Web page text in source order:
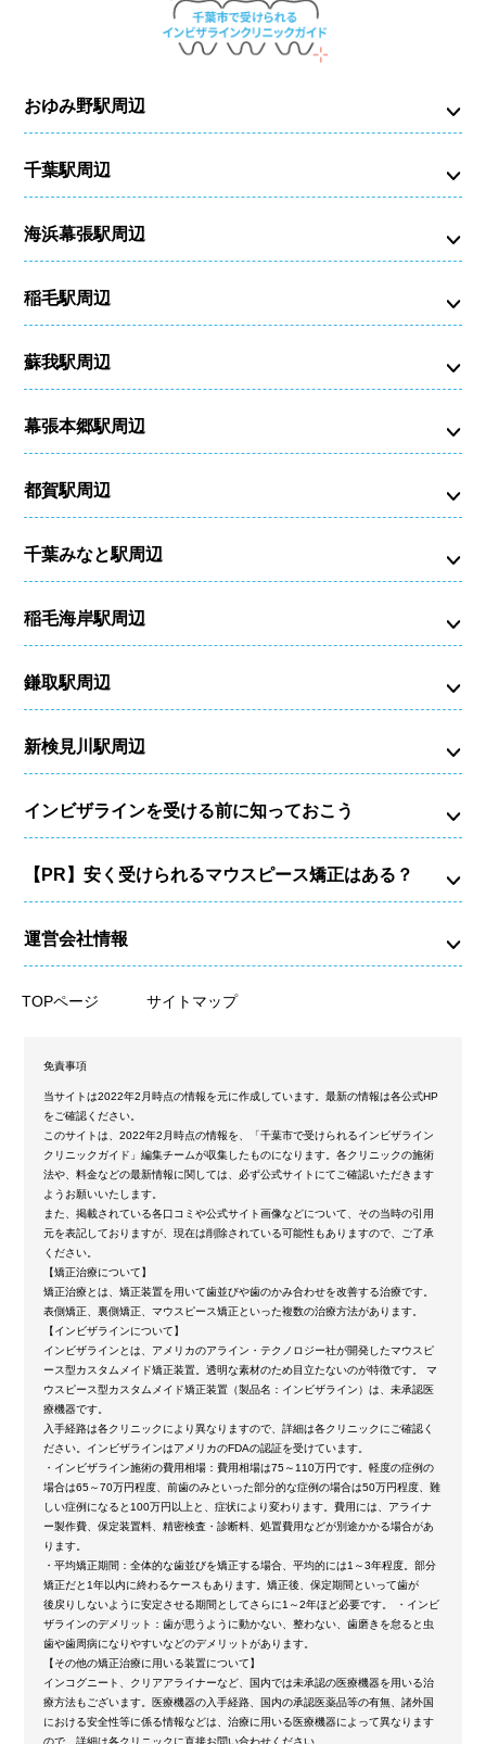
おゆみ野駅周辺
千葉駅周辺
海浜幕張駅周辺
稲毛駅周辺
蘇我駅周辺
幕張本郷駅周辺
都賀駅周辺
千葉みなと駅周辺
稲毛海岸駅周辺
鎌取駅周辺
新検見川駅周辺
インビザラインを受ける前に知っておこう
【PR】安く受けられるマウスピース矯正はある？
運営会社情報
TOPページ サイトマップ
免責事項
当サイトは2022年2月時点の情報を元に作成しています。最新の情報は各公式HP
をご確認ください。
このサイトは、2022年2月時点の情報を、「千葉市で受けられるインビザライン
クリニックガイド」編集チームが収集したものになります。各クリニックの施術
法や、料金などの最新情報に関しては、必ず公式サイトにてご確認いただきます
ようお願いいたします。
また、掲載されている各口コミや公式サイト画像などについて、その当時の引用
元を表記しておりますが、現在は削除されている可能性もありますので、ご了承
ください。
【矯正治療について】
矯正治療とは、矯正装置を用いて歯並びや歯のかみ合わせを改善する治療です。
表側矯正、裏側矯正、マウスピース矯正といった複数の治療方法があります。
【インビザラインについて】
インビザラインとは、アメリカのアライン・テクノロジー社が開発したマウスピ
ース型カスタムメイド矯正装置。透明な素材のため目立たないのが特徴です。 マ
ウスピース型カスタムメイド矯正装置（製品名：インビザライン）は、未承認医
療機器です。
入手経路は各クリニックにより異なりますので、詳細は各クリニックにご確認く
ださい。インビザラインはアメリカのFDAの認証を受けています。
・インビザライン施術の費用相場：費用相場は75～110万円です。軽度の症例の
場合は65～70万円程度、前歯のみといった部分的な症例の場合は50万円程度、難
しい症例になると100万円以上と、症状により変わります。費用には、アライナ
ー製作費、保定装置料、精密検査・診断料、処置費用などが別途かかる場合があ
ります。
・平均矯正期間：全体的な歯並びを矯正する場合、平均的には1～3年程度。部分
矯正だと1年以内に終わるケースもあります。矯正後、保定期間といって歯が
後戻りしないように安定させる期間としてさらに1～2年ほど必要です。 ・インビ
ザラインのデメリット：歯が思うように動かない、整わない、歯磨きを怠ると虫
歯や歯周病になりやすいなどのデメリットがあります。
【その他の矯正治療に用いる装置について】
インコグニート、クリアアライナーなど、国内では未承認の医療機器を用いる治
療方法もございます。医療機器の入手経路、国内の承認医薬品等の有無、諸外国
における安全性等に係る情報などは、治療に用いる医療機器によって異なります
ので、詳細は各クリニックに直接お問い合わせください。